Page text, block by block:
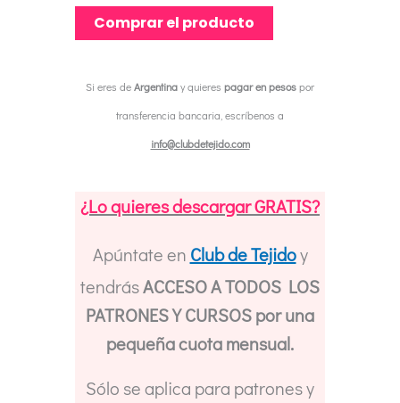
Comprar el producto
Si eres deArgentinay quieres pagar en pesospor
transferencia bancaria, escríbenos a
info@clubdetejido.com
¿Lo quieres descargar GRATIS?
Apúntate en Club de Tejidoy
tendrásACCESO A TODOS LOS
PATRONES Y CURSOS por una
pequeña cuota mensual.
Sólo se aplica para patrones y